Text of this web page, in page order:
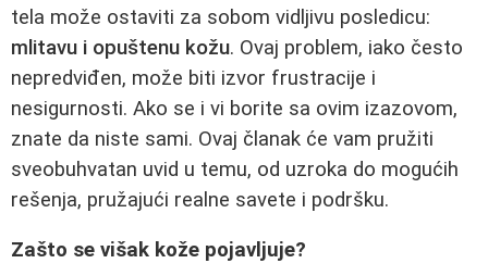
tela može ostaviti za sobom vidljivu posledicu:
mlitavu i opuštenu kožu. Ovaj problem, iako često
nepredviđen, može biti izvor frustracije i
nesigurnosti. Ako se i vi borite sa ovim izazovom,
znate da niste sami. Ovaj članak će vam pružiti
sveobuhvatan uvid u temu, od uzroka do mogućih
rešenja, pružajući realne savete i podršku.
Zašto se višak kože pojavljuje?